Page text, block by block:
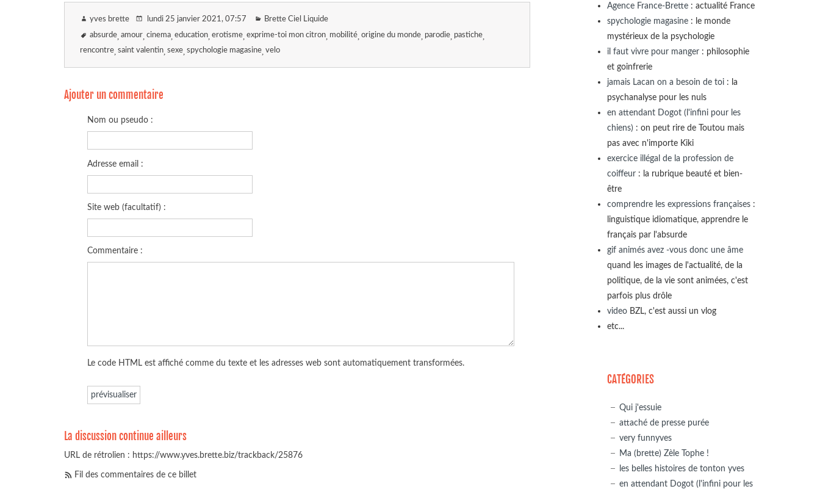
yves brette lundi 25 janvier 2021 , 07:57 Brette Ciel Liquide
absurde amour cinema education erotisme exprime-toi mon citron mobilité origine du monde parodie pastiche
rencontre saint valentin sexe spychologie magasine velo
Ajouter un commentaire
Nom ou pseudo :
Adresse email :
Site web (facultatif) :
Commentaire :
Le code HTML est affiché comme du texte et les adresses web sont automatiquement transformées.
La discussion continue ailleurs
URL de rétrolien : https://www.yves.brette.biz/trackback/25876
Fil des commentaires de ce billet
Agence France-Brette : actualité France
spychologie magasine : le monde
mystérieux de la psychologie
il faut vivre pour manger : philosophie
et goinfrerie
jamais Lacan on a besoin de toi : la
psychanalyse pour les nuls
en attendant Dogot (l'infini pour les
chiens) : on peut rire de Toutou mais
pas avec n'importe Kiki
exercice illégal de la profession de
coiffeur : la rubrique beauté et bien-
être
comprendre les expressions françaises :
linguistique idiomatique, apprendre le
français par l'absurde
gif animés avez -vous donc une âme
quand les images de l'actualité, de la
politique, de la vie sont animées, c'est
parfois plus drôle
video BZL, c'est aussi un vlog
etc...
CATÉGORIES
Qui j'essuie
attaché de presse purée
very funnyves
Ma (brette) Zèle Tophe !
les belles histoires de tonton yves
en attendant Dogot (l'infini pour les